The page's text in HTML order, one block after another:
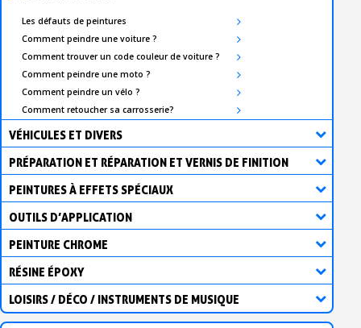
Les défauts de peintures
Comment peindre une voiture ?
Comment trouver un code couleur de voiture ?
Comment peindre une moto ?
Comment peindre un vélo ?
Comment retoucher sa carrosserie?
VÉHICULES ET DIVERS
PRÉPARATION ET RÉPARATION ET VERNIS DE FINITION
PEINTURES À EFFETS SPÉCIAUX
OUTILS D’APPLICATION
PEINTURE CHROME
RÉSINE ÉPOXY
LOISIRS / DÉCO / INSTRUMENTS DE MUSIQUE